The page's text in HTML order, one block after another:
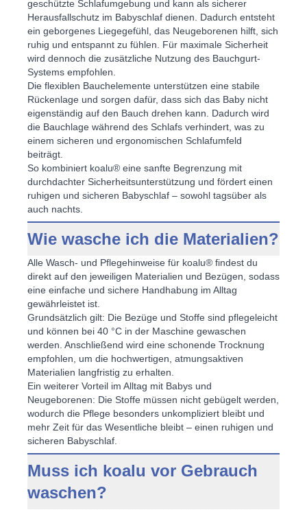
geschützte Schlafumgebung und kann als sicherer
Herausfallschutz im Babyschlaf dienen. Dadurch entsteht
ein geborgenes Liegegefühl, das Neugeborenen hilft, sich
ruhig und entspannt zu fühlen. Für maximale Sicherheit
wird dennoch die zusätzliche Nutzung des Bauchgurt-
Systems empfohlen.
Die flexiblen Bauchelemente unterstützen eine stabile
Rückenlage und sorgen dafür, dass sich das Baby nicht
eigenständig auf den Bauch drehen kann. Dadurch wird
die Bauchlage während des Schlafs verhindert , was zu
einem sicheren und ergonomischen Schlafumfeld
beiträgt.
So kombiniert koalu® eine sanfte Begrenzung mit
durchdachter Sicherheitsunterstützung und fördert einen
ruhigen und sicheren Babyschlaf – sowohl tagsüber als
auch nachts.
Wie wasche ich die Materialien?
Alle Wasch- und Pflegehinweise für koalu® findest du
direkt auf den jeweiligen Materialien und Bezügen, sodass
eine einfache und sichere Handhabung im Alltag
gewährleistet ist.
Grundsätzlich gilt: Die Bezüge und Stoffe sind pflegeleicht
und können bei 40 °C in der Maschine gewaschen
werden. Anschließend wird eine schonende Trocknung
empfohlen, um die hochwertigen, atmungsaktiven
Materialien langfristig zu erhalten.
Ein weiterer Vorteil im Alltag mit Babys und
Neugeborenen: Die Stoffe müssen nicht gebügelt werden,
wodurch die Pflege besonders unkompliziert bleibt und
mehr Zeit für das Wesentliche bleibt – einen ruhigen und
sicheren Babyschlaf
Muss ich koalu vor Gebrauch
waschen?